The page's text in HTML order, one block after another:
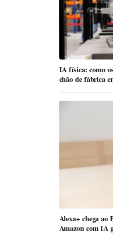
IA física: como
chão de fábrica
Alexa+ chega ao
Amazon com IA